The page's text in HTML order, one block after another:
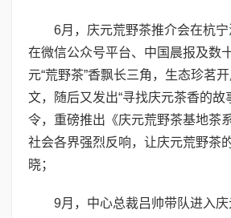
6月，庆元荒野茶推介会在杭宁
在微信公众号平台、中国晨报及数
元“荒野茶”香飘长三角，生态珍茗
文，随后又发出“寻找庆元茶香的故
令，重磅推出《庆元荒野茶基地茶
社会各界强烈反响，让庆元荒野茶
晓；
9月，中心总裁吕帅带队进入